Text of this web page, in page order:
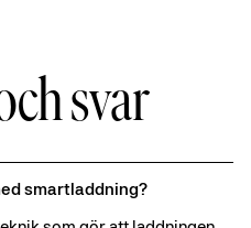
svar
smartladdning?